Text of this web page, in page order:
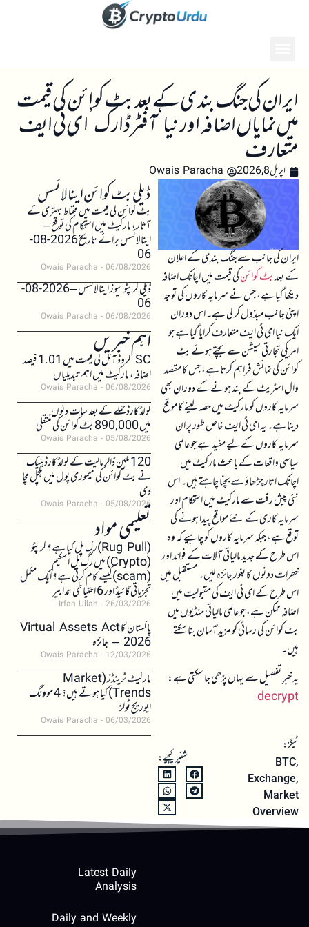
ایران کی جنگ بندی کے بعد بٹ کوائن کی قیمت
میں نمایاں اضافہ اور نیا ‘آفٹر ڈارک’ ای ٹی ایف
متعارف
اپریل 8, 2026 Owais Paracha
ایران کی جانب سے جنگ بندی کے اعلان
کے بعدبٹ کوائنکی قیمت میں اچانک اضافہ
دیکھا گیا ہے، جس نے سرمایہ کاروں کی توجہ
اپنی جانب مبذول کر لی ہے۔ اس دوران
ایک نیا ای ٹی ایف متعارف کرایا گیا ہے جو
امریکی تجارتی سیشن سے بچتے ہوئے بٹ
کوائن کی نمائش فراہم کرتا ہے، جس کا مقصد
وال اسٹریٹ کے بند ہونے کے دوران بھی
سرمایہ کاروں کو مارکیٹ میں حصہ لینے کا موقع
دینا ہے۔ یہ ای ٹی ایف خاص طور پر ان
سرمایہ کاروں کے لیے مفید ہے جو عالمی
سیاسی واقعات کے باعث مارکیٹ میں
اچانک اتار چڑھاؤ سے بچنا چاہتے ہیں۔ اس
نئی پیش رفت سے مارکیٹ میں استحکام اور
سرمایہ کاری کے نئے مواقع پیدا ہونے کی
توقع ہے، جبکہ سرمایہ کاروں کو چاہیے کہ وہ
اس طرح کے جدید مالیاتی آلات کے فوائد اور
خطرات دونوں کا بغور جائزہ لیں۔ مستقبل میں
اس طرح کے ای ٹی ایف کی مقبولیت میں
اضافہ ممکن ہے، جو عالمی مالیاتی منڈیوں میں
بٹ کوائن کی رسائی کو مزید آسان بنا سکتے
ہیں۔
یہ خبر تفصیل سے یہاں پڑھی جا سکتی ہے:
decrypt
ٹیگز:
BTC,
Exchange,
Market
Overview
شئیر کیجیے:
ڈیلی بٹ کوائن اینالائسس
بٹ کوائن کی قیمت میں محتاط بہتری کے
آثار، مارکیٹ میں استحکام کی توقع –
اینالائسس برائے تاریخ 2026-08-
06
Owais Paracha 06/08/2026
ڈیلی کرپٹو نیوز اینالائسس – 2026-08-
06
Owais Paracha 06/08/2026
اہم خبریں SC کروڈ آئل کی قیمت میں 1.01 فیصد
اضافہ، مارکیٹ میں اہم تبدیلیاں
Owais Paracha 06/08/2026
کولڈکارڈ حملے کے بعد سات دنوں
میں 890,000 بٹ کوائن کی منتقلی
Owais Paracha 05/08/2026
120 ملین ڈالر مالیت کے کولڈکارڈ ہیک
نے بٹ کوائن کی میموری پول میں ہلچل مچا
دی
Owais Paracha 05/08/2026
تعلیمی مواد(Rug Pull)رگ پل کیا ہے؟ کرپٹو
(Crypto) میں رگ پل اسکیم
(scam)کیسے کام کرتی ہے؟ ایک مکمل
تجزیاتی گائیڈ اور 6 احتیاطی تدابیر
Irfan Ullah 26/03/2026
پاکستان کا Virtual Assets Act
2026 – جائزہ
Owais Paracha 12/03/2026
مارکیٹ ٹرینڈز (Market
Trends) کیا ہوتے ہیں؟ 4 موونگ
ایوریج ٹولز
Owais Paracha 06/03/2026
Latest Daily
Analysis
Daily and Weekly